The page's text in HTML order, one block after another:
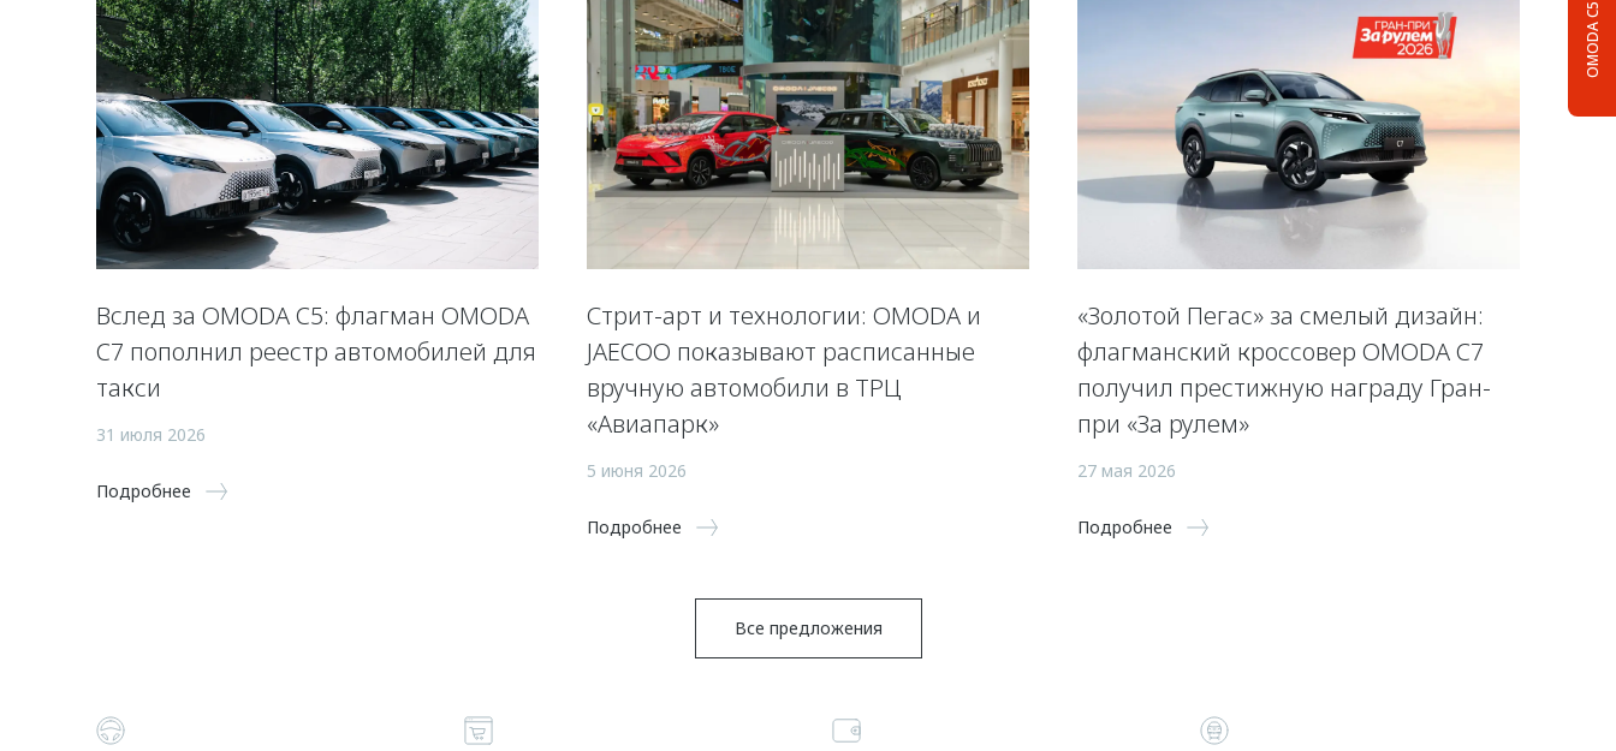
OMODA C5
Вслед за OMODA C5: флагман OMODA
C7 пополнил реестр автомобилей для
такси
31 июля 2026
Подробнее
Стрит-арт и технологии: OMODA и
JAECOO показывают расписанные
вручную автомобили в ТРЦ
«Авиапарк»
5 июня 2026
Подробнее
«Золотой Пегас» за смелый дизайн:
флагманский кроссовер OMODA C7
получил престижную награду Гран-
при «За рулем»
27 мая 2026
Подробнее
Все предложения